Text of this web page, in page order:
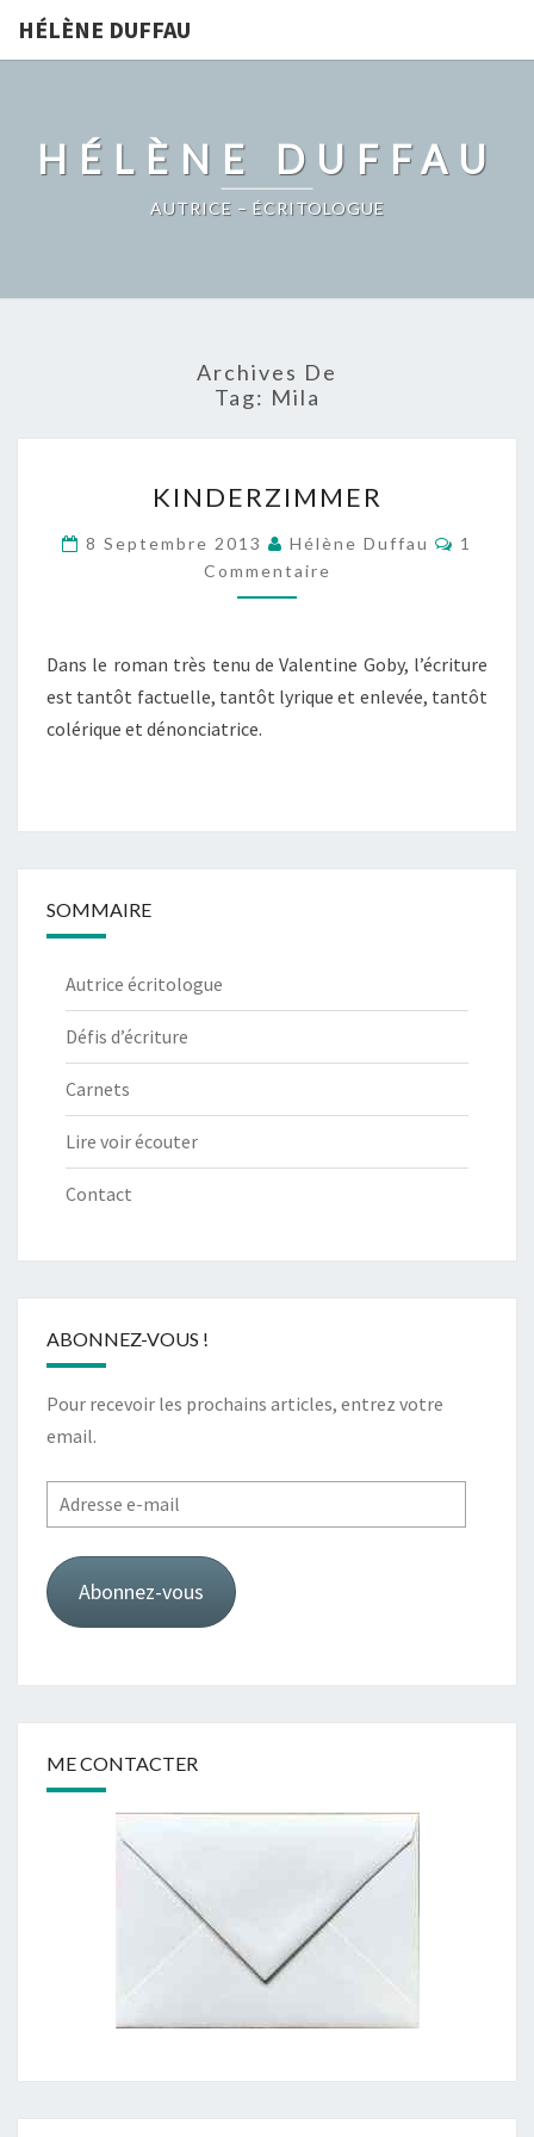
HÉLÈNE DUFFAU
HÉLÈNE DUFFAU
AUTRICE – ÉCRITOLOGUE
Archives De
Tag: Mila
KINDERZIMMER
8 Septembre 2013 Hélène Duffau
1
Commentaire
Dans le roman très tenu de Valentine Goby, l’écriture
est tantôt factuelle, tantôt lyrique et enlevée, tantôt
colérique et dénonciatrice.
SOMMAIRE
Autrice écritologue
Défis d’écriture
Carnets
Lire voir écouter
Contact
ABONNEZ-VOUS !
Pour recevoir les prochains articles, entrez votre
email.
Adresse
e-
mail
Abonnez-vous
ME CONTACTER